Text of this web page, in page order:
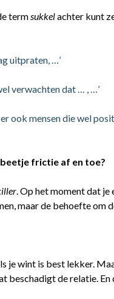
term sukkelachter kunt
uitpraten, …’
verwachten dat … , …’
ook mensen die wel
frictie af en toe?
. Op het moment dat
maar de behoefte om
je wint is best lekker.
beschadigt de relatie.